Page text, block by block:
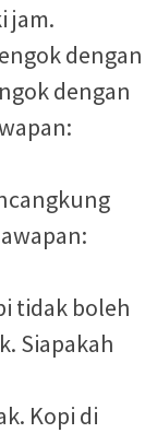
jam.
dengan
dengan
tidak boleh
Siapakah
Kopi di